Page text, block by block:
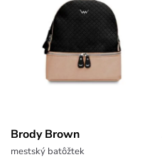
Brody Brown
mestský batôžtek